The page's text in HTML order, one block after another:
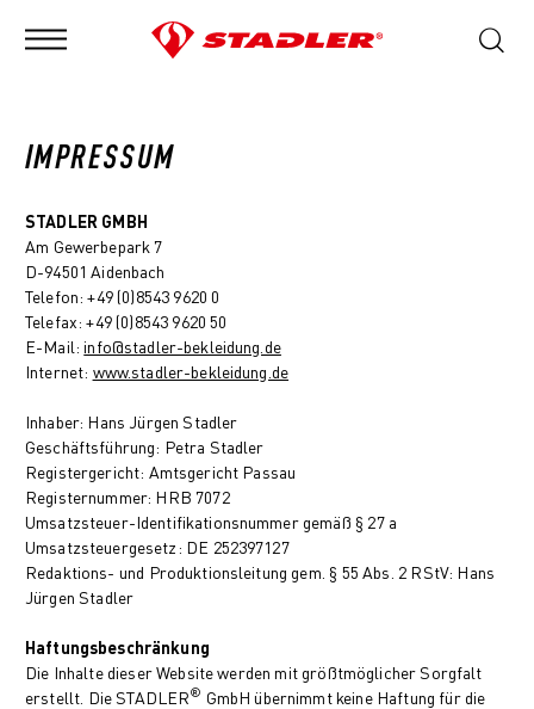
IMPRESSUM
STADLER GMBH
Am Gewerbepark 7
D-94501 Aidenbach
Telefon: +49 (0)8543 9620 0
Telefax: +49 (0)8543 9620 50
E-Mail:info@stadler-bekleidung.de
Internet: www.stadler-bekleidung.de
Inhaber: Hans Jürgen Stadler
Geschäftsführung: Petra Stadler
Registergericht: Amtsgericht Passau
Registernummer: HRB 7072
Umsatzsteuer-Identifikationsnummer gemäß § 27 a
Umsatzsteuergesetz: DE 252397127
Redaktions- und Produktionsleitung gem. § 55 Abs. 2 RStV: Hans
Jürgen Stadler
Haftungsbeschränkung
Die Inhalte dieser Website werden mit größtmöglicher Sorgfalt
erstellt. Die STADLER® GmbH übernimmt keine Haftung für die